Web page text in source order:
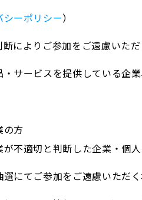
シーポリシー）
によりご参加をご遠慮いた
・サービスを提供している企
の方
が不適切と判断した企業・個
にてご参加をご遠慮いただ